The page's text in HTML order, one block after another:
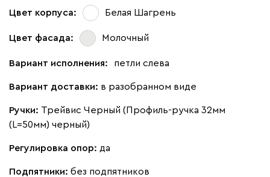
Цвет корпуса: Белая Шагрень
Цвет фасада: Молочный
Вариант исполнения: петли слева
Вариант доставки: в разобранном виде
Ручки: Трейвис Черный (Профиль-ручка 32мм
(L=50мм) черный)
Регулировка опор: да
Подпятники: без подпятников